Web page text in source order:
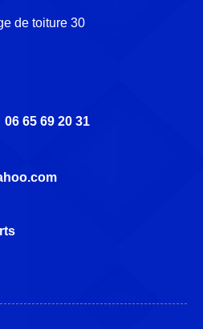
de toiture 30
06 65 69 20 31